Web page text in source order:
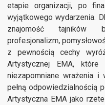
etapie organizacji, po
wyjątkowego wydarzenia.
znajomość tajników
profesjonalizm,
z pewnością cechy
Artystycznej EMA, które
niezapomniane wrażenia i
pełną odpowiedzialnością
Artystyczna EMA jako